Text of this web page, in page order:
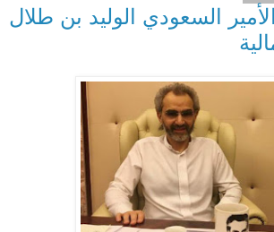
السعودي الوليد بن طلال